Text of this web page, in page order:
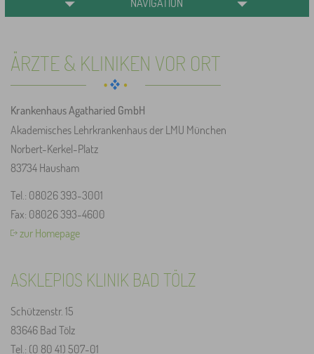
ÄRZTE & KLINIKEN VOR ORT
Krankenhaus Agatharied GmbH
Akademisches Lehrkrankenhaus der LMU München
Norbert-Kerkel-Platz
83734 Hausham
Tel.: 08026 393-3001
Fax: 08026 393-4600
zur Homepage
ASKLEPIOS KLINIK BAD TÖLZ
Schützenstr. 15
83646 Bad Tölz
Tel.: (0 80 41) 507-01